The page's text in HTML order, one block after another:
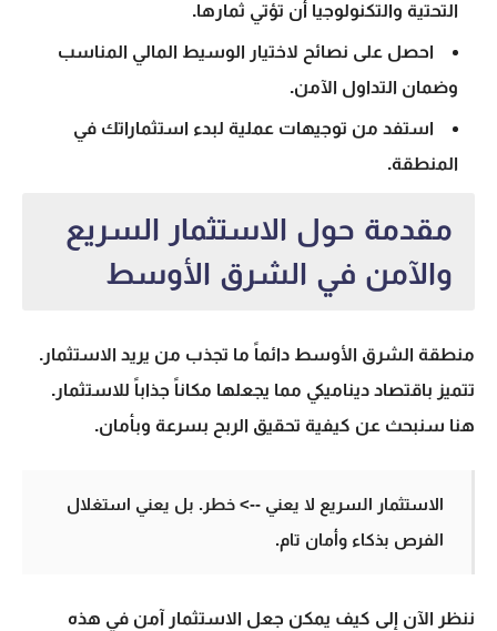
التحتية والتكنولوجيا أن تؤتي ثمارها.
احصل على نصائح لاختيار الوسيط المالي المناسب
وضمان التداول الآمن.
استفد من توجيهات عملية لبدء استثماراتك في
المنطقة.
مقدمة حول الاستثمار السريع
والآمن في الشرق الأوسط
منطقة الشرق الأوسط دائماً ما تجذب من يريد الاستثمار.
تتميز باقتصاد ديناميكي مما يجعلها مكاناً جذاباً للاستثمار.
هنا سنبحث عن كيفية تحقيق الربح بسرعة وبأمان.
الاستثمار السريع لا يعني --> خطر. بل يعني استغلال
الفرص بذكاء وأمان تام.
ننظر الآن إلى كيف يمكن جعل الاستثمار آمن في هذه